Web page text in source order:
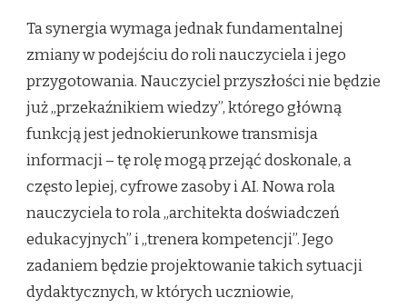
Ta synergia wymaga jednak fundamentalnej
zmiany w podejściu do roli nauczyciela i jego
przygotowania. Nauczyciel przyszłości nie będzie
już „przekaźnikiem wiedzy”, którego główną
funkcją jest jednokierunkowe transmisja
informacji – tę rolę mogą przejąć doskonale, a
często lepiej, cyfrowe zasoby i AI. Nowa rola
nauczyciela to rola „architekta doświadczeń
edukacyjnych” i „trenera kompetencji”. Jego
zadaniem będzie projektowanie takich sytuacji
dydaktycznych, w których uczniowie,